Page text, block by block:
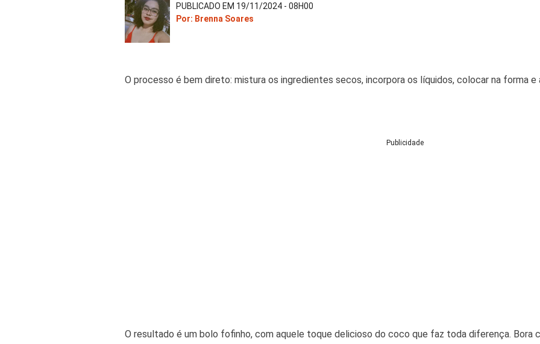
PUBLICADO EM 19/11/2024 - 08H00
Por: Brenna Soares
O processo é bem direto: mistura os ingredientes secos, incorpora os líquidos, colocar na forma e
Publicidade
O resultado é um bolo fofinho, com aquele toque delicioso do coco que faz toda diferença. Bora